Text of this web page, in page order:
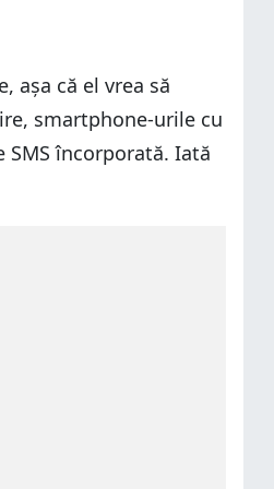
așa că el vrea să
smartphone-urile cu
încorporată. Iată